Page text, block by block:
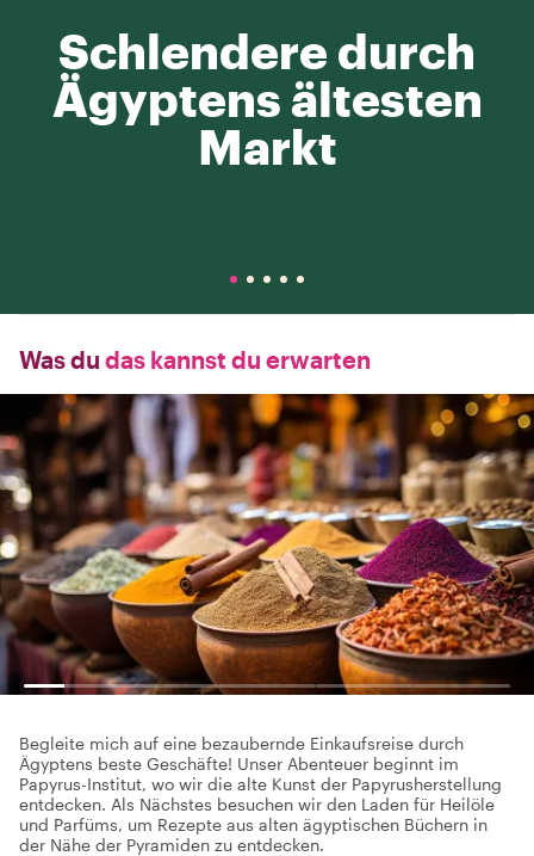
Schlendere durch
Ägyptens ältesten
Markt
Was du das kannst du erwarten
Begleite mich auf eine bezaubernde Einkaufsreise durch
Ägyptens beste Geschäfte! Unser Abenteuer beginnt im
Papyrus-Institut, wo wir die alte Kunst der Papyrusherstellung
entdecken. Als Nächstes besuchen wir den Laden für Heilöle
und Parfüms, um Rezepte aus alten ägyptischen Büchern in
der Nähe der Pyramiden zu entdecken.